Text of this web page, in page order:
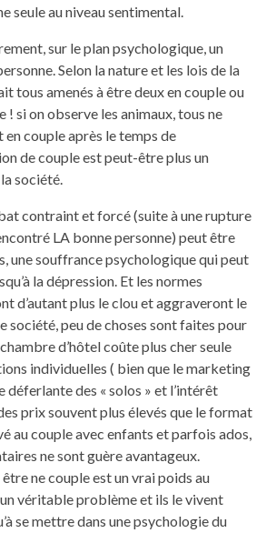
seule au niveau sentimental.
sur le plan psychologique, un
Selon la nature et les lois de la
tous amenés à être deux en couple ou
! si on observe les animaux, tous ne
couple après le temps de
de couple est peut-être plus un
société.
contraint et forcé (suite à une rupture
LA bonne personne) peut être
une souffrance psychologique qui peut
la dépression. Et les normes
d’autant plus le clou et aggraveront le
société, peu de choses sont faites pour
d’hôtel coûte plus cher seule
individuelles ( bien que le marketing
déferlante des « solos » et l’intérêt
prix souvent plus élevés que le format
au couple avec enfants et parfois ados,
ne sont guère avantageux.
ne couple est un vrai poids au
véritable problème et ils le vivent
se mettre dans une psychologie du